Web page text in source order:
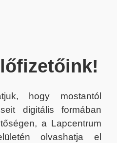
hogy mostantól
digitális formában
a Lapcentrum
olvashatja el